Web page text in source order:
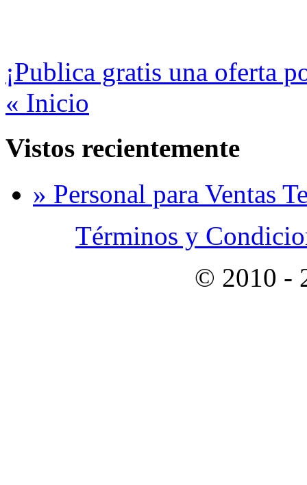
¡Publica gratis una oferta
« Inicio
Vistos recientemente
» Personal para Ventas
Términos y
© 2010 -